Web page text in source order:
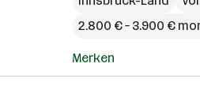
2.800 € – 3.900 €
Merken